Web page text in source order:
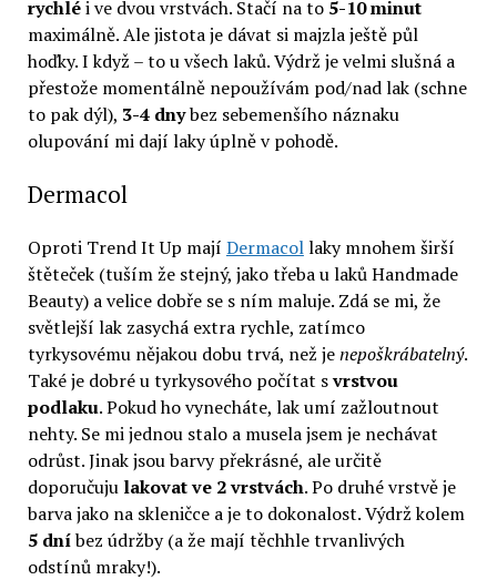
rychléi ve dvou vrstvách. Stačí na to 5-10 minut
maximálně. Ale jistota je dávat si majzla ještě půl
hoďky. I když – to u všech laků. Výdrž je velmi slušná a
přestože momentálně nepoužívám pod/nad lak (schne
to pak dýl), 3-4 dnybez sebemenšího náznaku
olupování mi dají laky úplně v pohodě.
Dermacol
Oproti Trend It Up mají Dermacollaky mnohem širší
štěteček (tuším že stejný, jako třeba u laků Handmade
Beauty) a velice dobře se s ním maluje. Zdá se mi, že
světlejší lak zasychá extra rychle, zatímco
tyrkysovému nějakou dobu trvá, než jenepoškrábatelný.
Také je dobré u tyrkysového počítat svrstvou
podlaku. Pokud ho vynecháte, lak umí zažloutnout
nehty. Se mi jednou stalo a musela jsem je nechávat
odrůst. Jinak jsou barvy překrásné, ale určitě
doporučuju lakovat ve 2 vrstvách. Po druhé vrstvě je
barva jako na skleničce a je to dokonalost. Výdrž kolem
5 dníbez údržby (a že mají těchhle trvanlivých
odstínů mraky!).